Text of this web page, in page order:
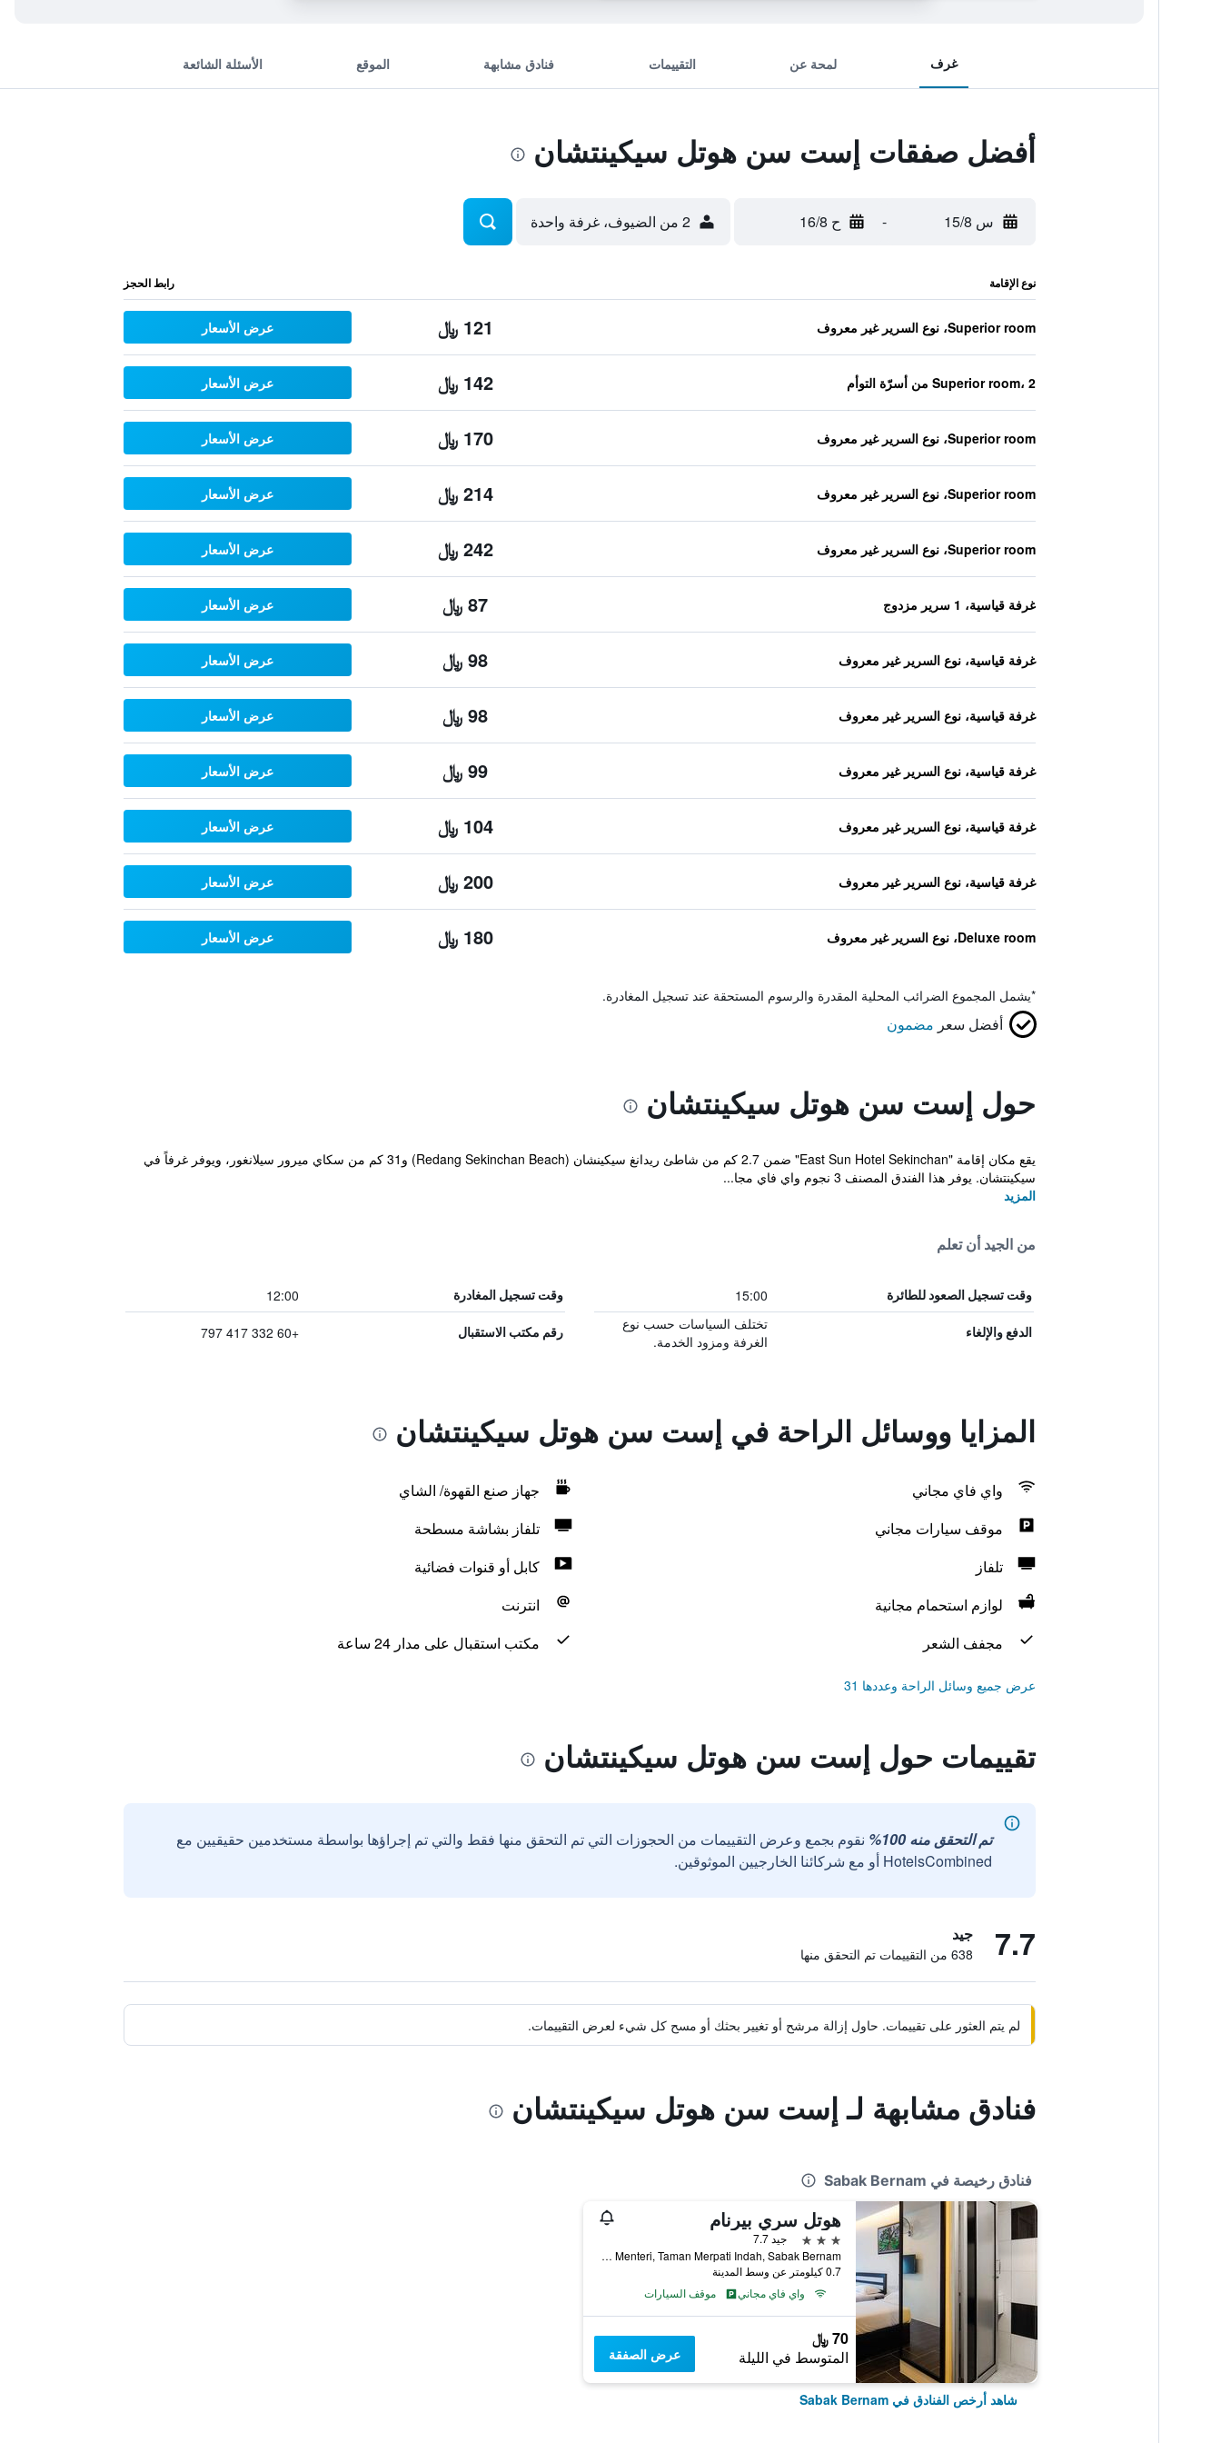
غرف لمحة عن التقييمات فنادق مشابهة الموقع الأسئلة الشائعة
أفضل صفقات إست سن هوتل سيكينتشان
س 15/8 - ح 16/8 2 من الضيوف، غرفة واحدة
نوع الإقامة رابط الحجز
Superior room، نوع السرير غير معروف 121 ﷼ عرض الأسعار
Superior room، 2 من أسرّة التوأم 142 ﷼ عرض الأسعار
Superior room، نوع السرير غير معروف 170 ﷼ عرض الأسعار
Superior room، نوع السرير غير معروف 214 ﷼ عرض الأسعار
Superior room، نوع السرير غير معروف 242 ﷼ عرض الأسعار
غرفة قياسية، 1 سرير مزدوج 87 ﷼ عرض الأسعار
غرفة قياسية، نوع السرير غير معروف 98 ﷼ عرض الأسعار
غرفة قياسية، نوع السرير غير معروف 98 ﷼ عرض الأسعار
غرفة قياسية، نوع السرير غير معروف 99 ﷼ عرض الأسعار
غرفة قياسية، نوع السرير غير معروف 104 ﷼ عرض الأسعار
غرفة قياسية، نوع السرير غير معروف 200 ﷼ عرض الأسعار
Deluxe room، نوع السرير غير معروف 180 ﷼ عرض الأسعار
*يشمل المجموع الضرائب المحلية المقدرة والرسوم المستحقة عند تسجيل المغادرة.
أفضل سعر مضمون
حول إست سن هوتل سيكينتشان
يقع مكان إقامة "East Sun Hotel Sekinchan" ضمن 2.7 كم من شاطئ ريدانغ سيكينشان (Redang Sekinchan Beach) و31 كم من سكاي ميرور سيلانغور، ويوفر غرفاً في
سيكينتشان. يوفر هذا الفندق المصنف 3 نجوم واي فاي مجا...
المزيد
من الجيد أن تعلم
وقت تسجيل الصعود للطائرة 15:00 وقت تسجيل المغادرة 12:00
الدفع والإلغاء
تختلف السياسات حسب نوع
الغرفة ومزود الخدمة.
رقم مكتب الاستقبال +60 332 417 797
المزايا ووسائل الراحة في إست سن هوتل سيكينتشان
واي فاي مجاني
جهاز صنع القهوة/ الشاي
موقف سيارات مجاني
تلفاز بشاشة مسطحة
تلفاز
كابل أو قنوات فضائية
لوازم استحمام مجانية
انترنت
مجفف الشعر
مكتب استقبال على مدار 24 ساعة
عرض جميع وسائل الراحة وعددها 31
تقييمات حول إست سن هوتل سيكينتشان
تم التحقق منه 100%
نقوم بجمع وعرض التقييمات من الحجوزات التي تم التحقق منها فقط والتي تم إجراؤها بواسطة مستخدمين حقيقيين مع
HotelsCombined أو مع شركائنا الخارجيين الموثوقين.
7.7 جيد
638 من التقييمات تم التحقق منها
لم يتم العثور على تقييمات. حاول إزالة مرشح أو تغيير بحثك أو مسح كل شيء لعرض التقييمات.
فنادق مشابهة لـ إست سن هوتل سيكينتشان
فنادق رخيصة في Sabak Bernam
هوتل سري بيرنام
3 نجوم
جيد 7.7
No 5, Jalan Menteri, Taman Merpati Indah, Sabak Bernam, ماليزيا
0.7 كيلومتر عن وسط المدينة
واي فاي مجاني
موقف السيارات
70 ﷼
المتوسط في الليلة عرض الصفقة
شاهد أرخص الفنادق في Sabak Bernam